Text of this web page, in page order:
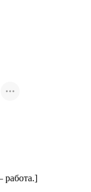
работа.]